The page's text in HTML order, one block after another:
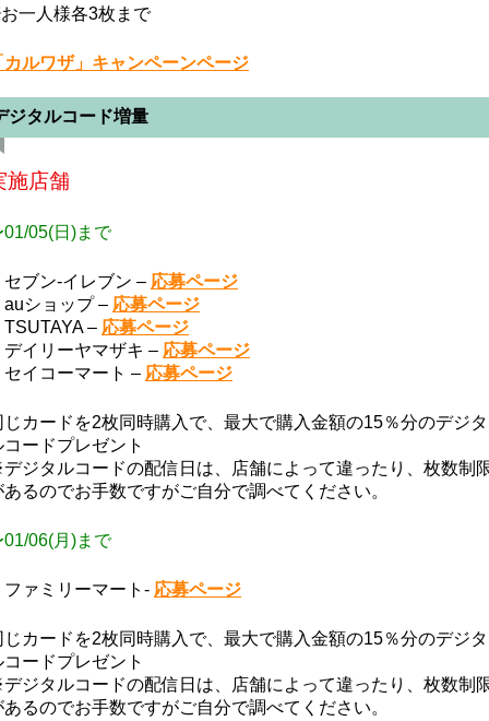
一人様各3枚まで
カルワザ」キャンペーンページ
ジタルコード増量
施店舗
01/05(日)まで
セブン-イレブン – 応募ページ
auショップ – 応募ページ
TSUTAYA – 応募ページ
デイリーヤマザキ – 応募ページ
セイコーマート – 応募ページ
じカードを2枚同時購入で、最大で購入金額の15％分のデジタ
コードプレゼント
ジタルコードの配信日は、店舗によって違ったり、枚数制
あるのでお手数ですがご自分で調べてください。
01/06(月)まで
ファミリーマート- 応募ページ
じカードを2枚同時購入で、最大で購入金額の15％分のデジタ
コードプレゼント
ジタルコードの配信日は、店舗によって違ったり、枚数制
あるのでお手数ですがご自分で調べてください。